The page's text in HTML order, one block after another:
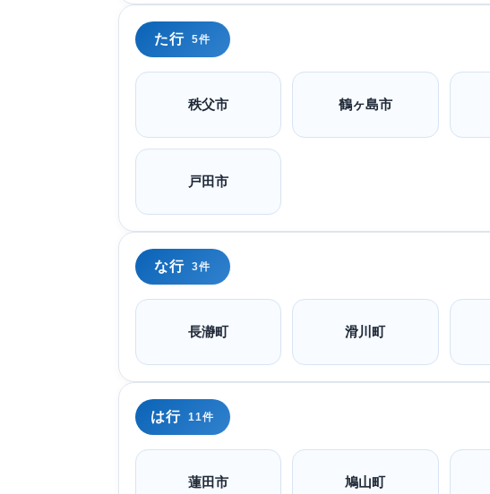
た行 5件
秩父市 鶴ヶ島市
戸田市
な行 3件
長瀞町 滑川町
は行 11件
蓮田市 鳩山町